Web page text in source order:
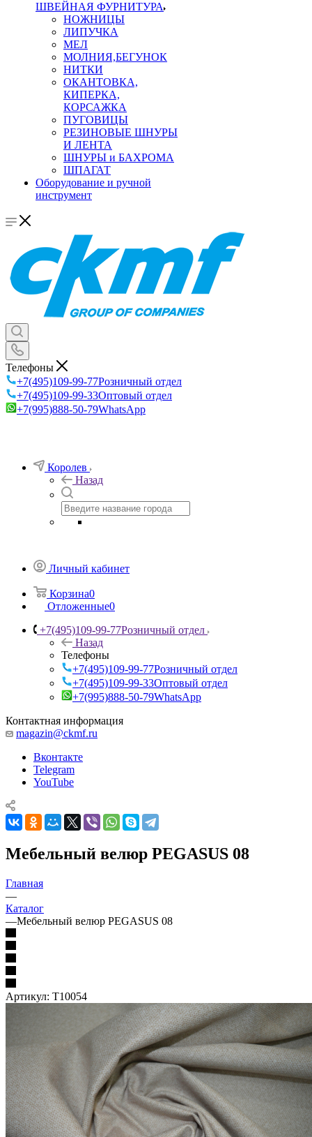
ШВЕЙНАЯ ФУРНИТУРА
НОЖНИЦЫ
ЛИПУЧКА
МЕЛ
МОЛНИЯ,БЕГУНОК
НИТКИ
ОКАНТОВКА,
КИПЕРКА,
КОРСАЖКА
ПУГОВИЦЫ
РЕЗИНОВЫЕ ШНУРЫ
И ЛЕНТА
ШНУРЫ и БАХРОМА
ШПАГАТ
Оборудование и ручной
инструмент
Телефоны
+7(495)109-99-77Розничный отдел
+7(495)109-99-33Оптовый отдел
+7(995)888-50-79WhatsApp
Королев
Назад
Личный кабинет
Корзина0
Отложенные0
+7(495)109-99-77Розничный отдел
Назад
Телефоны
+7(495)109-99-77Розничный отдел
+7(495)109-99-33Оптовый отдел
+7(995)888-50-79WhatsApp
Контактная информация
magazin@ckmf.ru
Вконтакте
Telegram
YouTube
Мебельный велюр PEGASUS 08
Главная
—
Каталог
—Мебельный велюр PEGASUS 08
Артикул: Т10054